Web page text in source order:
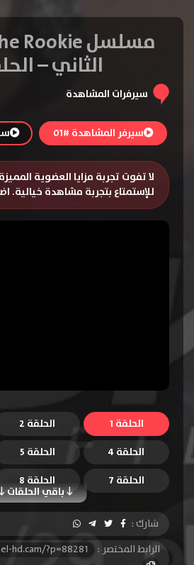
الثاني –
سيرفرات المشاهدة
سيرفر المشاهدة #01
لا تفوت تجربة مزايا العضوية
للإستمتاع بتجربة مشاهدة خيالية.
الحلقة 1 الحلقة 2
الحلقة 4
الحلقة 5
باقي الحلقات
الحلقة 7 الحلقة 8
الحلقة 10
الحلقة 11
الحلقة 13
الحلقة 14
شارك :
الرابط المختصر :
hd.cam/?p=88281